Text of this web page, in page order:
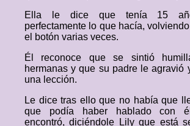
Ella le dice que tenía 15
perfectamente lo que hacía,
el botón varias veces.
Él reconoce que se sintió
hermanas y que su padre le agravió
una lección.
Le dice tras ello que no había que
que podía haber hablado con
encontró, diciéndole Lily que está